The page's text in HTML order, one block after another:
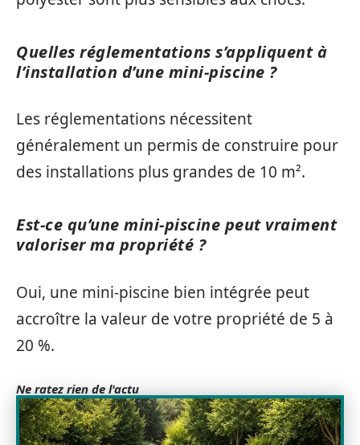
Quelles réglementations s’appliquent à
l’installation d’une mini-piscine ?
Les réglementations nécessitent
généralement un permis de construire pour
des installations plus grandes de 10 m².
Est-ce qu’une mini-piscine peut vraiment
valoriser ma propriété ?
Oui, une mini-piscine bien intégrée peut
accroître la valeur de votre propriété de 5 à
20 %.
Ne ratez rien de l'actu